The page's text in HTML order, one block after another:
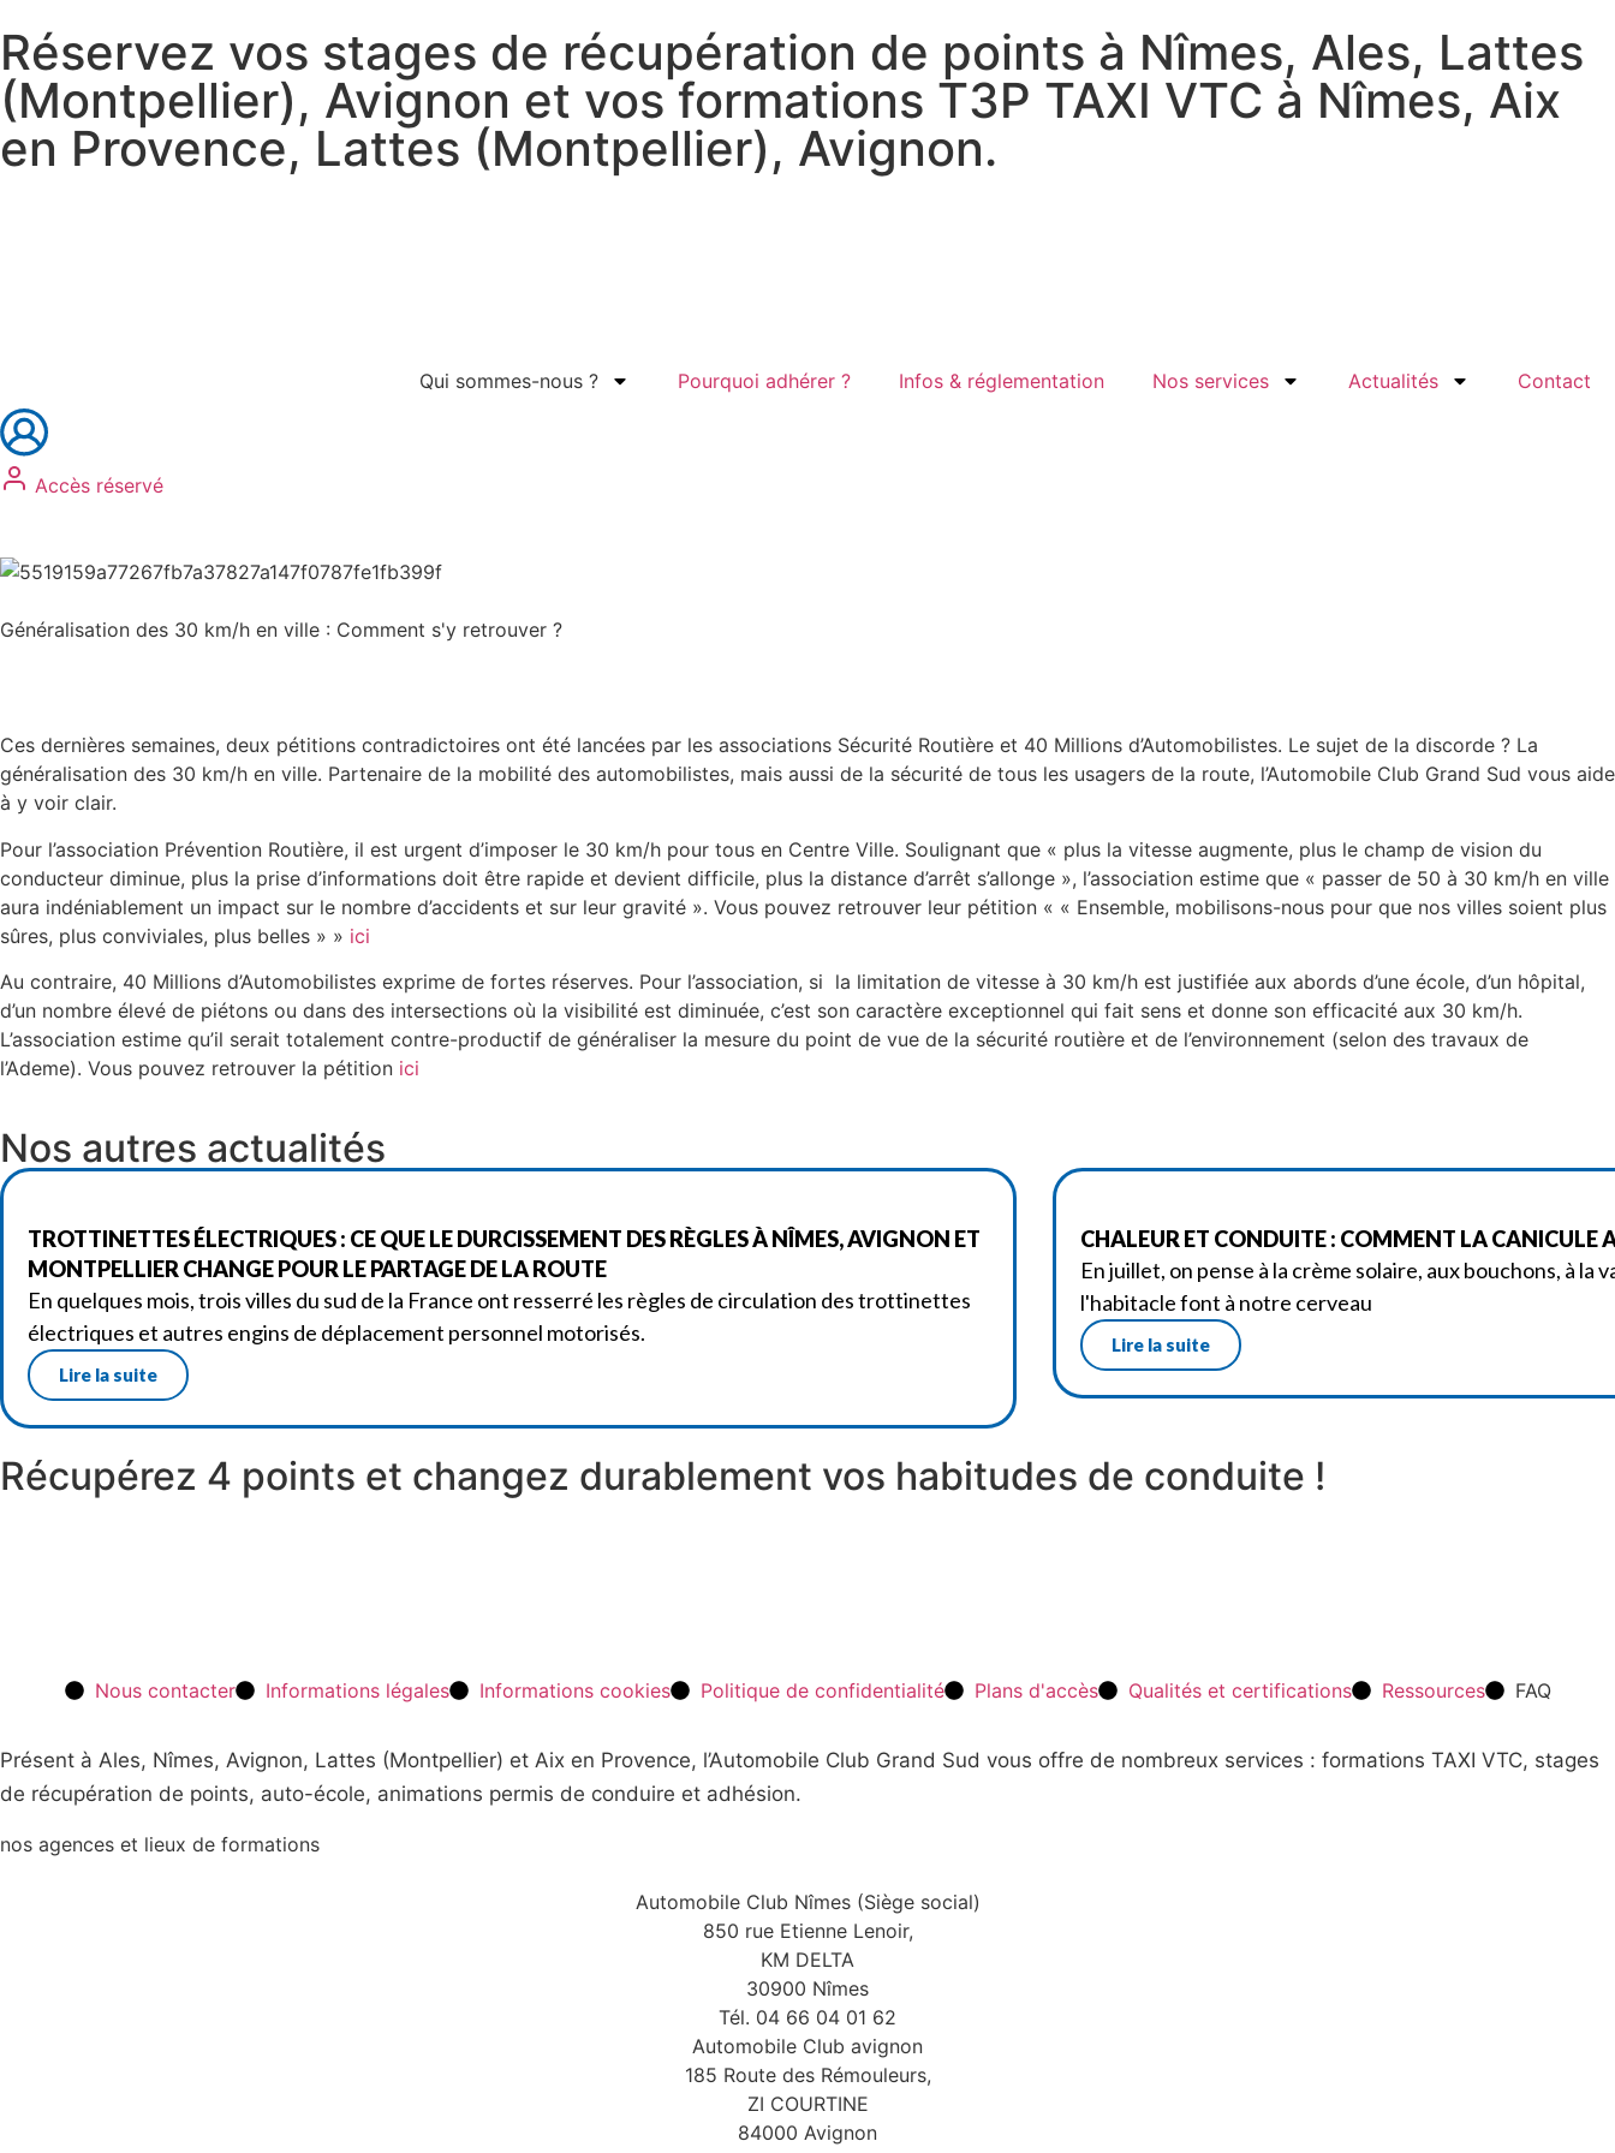
Réservez vos stages de récupération de points à Nîmes, Ales, Lattes
(Montpellier), Avignon et vos formations T3P TAXI VTC à Nîmes, Aix
en Provence, Lattes (Montpellier), Avignon.
Qui sommes-nous ? Pourquoi adhérer ? Infos & réglementation Nos services Actualités Contact
Accès réservé
Généralisation des 30 km/h en ville : Comment s'y retrouver ?
Ces dernières semaines, deux pétitions contradictoires ont été lancées par les associations Sécurité Routière et 40 Millions d’Automobilistes. Le sujet de la discorde ? La
généralisation des 30 km/h en ville. Partenaire de la mobilité des automobilistes, mais aussi de la sécurité de tous les usagers de la route, l’Automobile Club Grand Sud vous aide
à y voir clair.
Pour l’association Prévention Routière, il est urgent d’imposer le 30 km/h pour tous en Centre Ville. Soulignant que « plus la vitesse augmente, plus le champ de vision du
conducteur diminue, plus la prise d’informations doit être rapide et devient difficile, plus la distance d’arrêt s’allonge », l’association estime que « passer de 50 à 30 km/h en ville
aura indéniablement un impact sur le nombre d’accidents et sur leur gravité ». Vous pouvez retrouver leur pétition « « Ensemble, mobilisons-nous pour que nos villes soient plus
sûres, plus conviviales, plus belles » » ici
Au contraire, 40 Millions d’Automobilistes exprime de fortes réserves. Pour l’association, si la limitation de vitesse à 30 km/h est justifiée aux abords d’une école, d’un hôpital,
d’un nombre élevé de piétons ou dans des intersections où la visibilité est diminuée, c’est son caractère exceptionnel qui fait sens et donne son efficacité aux 30 km/h.
L’association estime qu’il serait totalement contre-productif de généraliser la mesure du point de vue de la sécurité routière et de l’environnement (selon des travaux de
l’Ademe). Vous pouvez retrouver la pétition ici
Nos autres actualités
TROTTINETTES ÉLECTRIQUES : CE QUE LE DURCISSEMENT DES RÈGLES À NÎMES, AVIGNON ET
MONTPELLIER CHANGE POUR LE PARTAGE DE LA ROUTE
En quelques mois, trois villes du sud de la France ont resserré les règles de circulation des trottinettes
électriques et autres engins de déplacement personnel motorisés.
Lire la suite
CHALEUR ET CONDUITE : COMMENT LA CANICULE
En juillet, on pense à la crème solaire, aux bouchons, à la
l'habitacle font à notre cerveau
Lire la suite
Récupérez 4 points et changez durablement vos habitudes de conduite !
Nous contacter Informations légales Informations cookies Politique de confidentialité Plans d'accès Qualités et certifications Ressources FAQ
Présent à Ales, Nîmes, Avignon, Lattes (Montpellier) et Aix en Provence, l’Automobile Club Grand Sud vous offre de nombreux services : formations TAXI VTC, stages
de récupération de points, auto-école, animations permis de conduire et adhésion.
nos agences et lieux de formations
Automobile Club Nîmes (Siège social)
850 rue Etienne Lenoir,
KM DELTA
30900 Nîmes
Tél. 04 66 04 01 62
Automobile Club avignon
185 Route des Rémouleurs,
ZI COURTINE
84000 Avignon